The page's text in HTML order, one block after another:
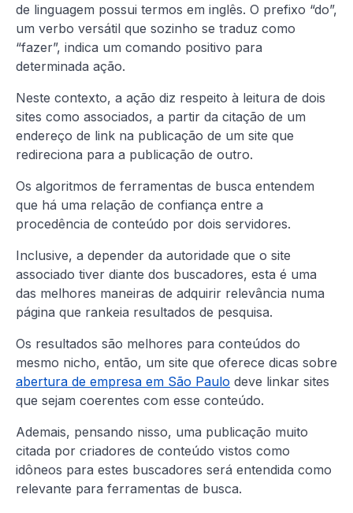
de linguagem possui termos em inglês. O prefixo “do”,
um verbo versátil que sozinho se traduz como
“fazer”, indica um comando positivo para
determinada ação.
Neste contexto, a ação diz respeito à leitura de dois
sites como associados, a partir da citação de um
endereço de link na publicação de um site que
redireciona para a publicação de outro.
Os algoritmos de ferramentas de busca entendem
que há uma relação de confiança entre a
procedência de conteúdo por dois servidores.
Inclusive, a depender da autoridade que o site
associado tiver diante dos buscadores, esta é uma
das melhores maneiras de adquirir relevância numa
página que rankeia resultados de pesquisa.
Os resultados são melhores para conteúdos do
mesmo nicho, então, um site que oferece dicas sobre
abertura de empresa em São Paulo deve linkar sites
que sejam coerentes com esse conteúdo.
Ademais, pensando nisso, uma publicação muito
citada por criadores de conteúdo vistos como
idôneos para estes buscadores será entendida como
relevante para ferramentas de busca.